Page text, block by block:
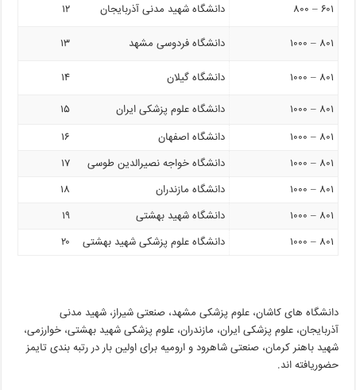
۶۰۱ – ۸۰۰ دانشگاه شهید مدنی آذربایجان ۱۲
۸۰۱ – ۱۰۰۰ دانشگاه فردوسی مشهد ۱۳
۸۰۱ – ۱۰۰۰ دانشگاه گیلان
۱۴
۸۰۱ – ۱۰۰۰
دانشگاه علوم پزشکی ایران
۱۵
۸۰۱ – ۱۰۰۰
دانشگاه اصفهان
۱۶
۸۰۱ – ۱۰۰۰
دانشگاه خواجه نصیرالدین طوسی
۱۷
۸۰۱ – ۱۰۰۰
دانشگاه مازندران
۱۸
۸۰۱ – ۱۰۰۰
دانشگاه شهید بهشتی
۱۹
۸۰۱ – ۱۰۰۰
دانشگاه علوم پزشکی شهید بهشتی ۲۰
دانشگاه های کاشان، علوم پزشکی مشهد، صنعتی شیراز، شهید مدنی
آذربایجان، علوم پزشکی ایران، مازندران، علوم پزشکی شهید بهشتی، خوارزمی،
شهید باهنر کرمان، صنعتی شاهرود و ارومیه برای اولین بار در رتبه بندی تایمز
حضوریافته اند.